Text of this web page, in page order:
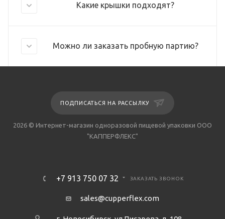
Какие крышки подходят?
Можно ли заказать пробную партию?
ПОДПИСАТЬСЯ НА РАССЫЛКУ
2026 © Интернет-магазин одноразовой пищевой упаковки ООО
"КАППЕРФЛЕКС"
+7 913 750 07 32 ЗАКАЗАТЬ ЗВОНОК
sales@cupperflex.com